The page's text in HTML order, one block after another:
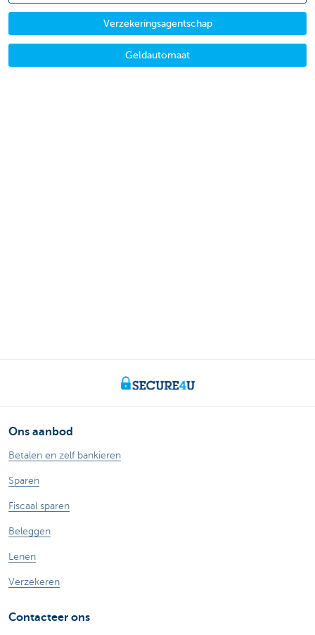
Verzekeringsagentschap
Geldautomaat
Ons aanbod
Betalen en zelf bankieren
Sparen
Fiscaal sparen
Beleggen
Lenen
Verzekeren
Contacteer ons